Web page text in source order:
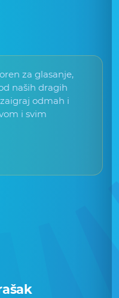
za glasanje,
naših dragih
odmah i
i svim